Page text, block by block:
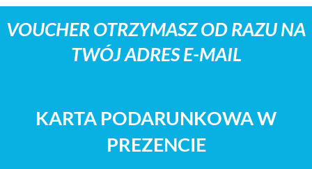
VOUCHER OTRZYMASZ OD RAZU NA
TWÓJ ADRES E-MAIL
KARTA PODARUNKOWA W
PREZENCIE